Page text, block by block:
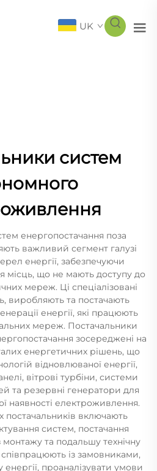
UK
систем
енергопостачання поза
важливий сегмент галузі
енергії, забезпечуючи
місць, що не мають доступу до
мереж. Ці спеціалізовані
виробляють та постачають
енергії, які працюють
мереж. Постачальники
зосереджені на
енергетичних рішень, що
відновлюваної енергії,
вітрові турбіни, системи
та резервні генератори для
наявності електроживлення.
постачальників включають
систем, постачання
та подальшу технічну
із замовниками,
проаналізувати умови